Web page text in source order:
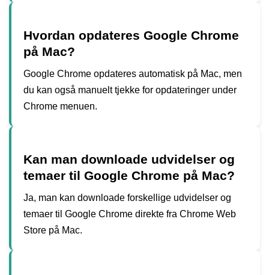
Hvordan opdateres Google Chrome
på Mac?
Google Chrome opdateres automatisk på Mac, men
du kan også manuelt tjekke for opdateringer under
Chrome menuen.
Kan man downloade udvidelser og
temaer til Google Chrome på Mac?
Ja, man kan downloade forskellige udvidelser og
temaer til Google Chrome direkte fra Chrome Web
Store på Mac.